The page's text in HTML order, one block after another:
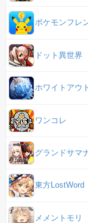
ポケモンフレ
ドット異世界
ホワイトアウ
ワンコレ
グランドサマ
東方LostWord
メメントモリ